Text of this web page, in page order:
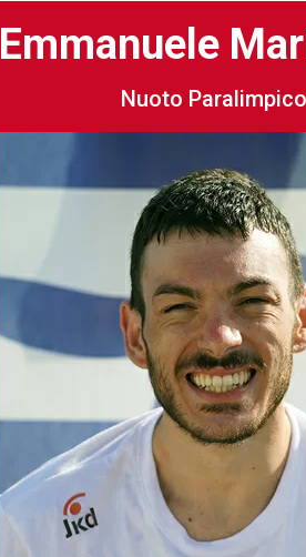
Emmanuele
Nuoto Paralimpico